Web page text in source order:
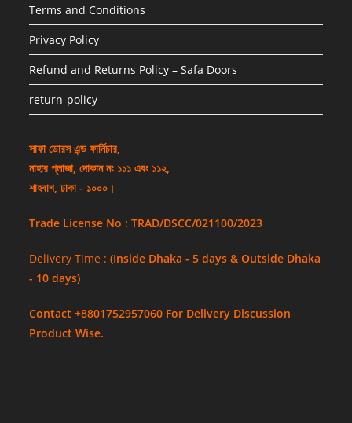
Terms and Conditions
Privacy Policy
Refund and Returns Policy – Safa Doors
return-policy
সাফা ডোরস এন্ড ফার্নিচার,
নাহার প্লাজা, দোকান নং ১১১ এবং ১১২,
শাহবাগ, ঢাকা - ১০০০।
Trade License No : TRAD/DSCC/021100/2023
Delivery Time :(Inside Dhaka - 5 days & Outside Dhaka
- 10 days)
Contact +8801752957060 For Delivery Discussion
Product Wise.